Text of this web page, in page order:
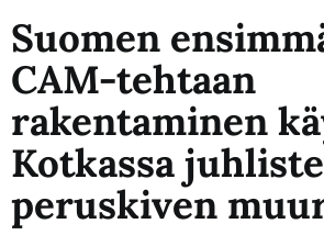
Suomen
CAM-tehtaan
rakentaminen
Kotkassa
peruskiven